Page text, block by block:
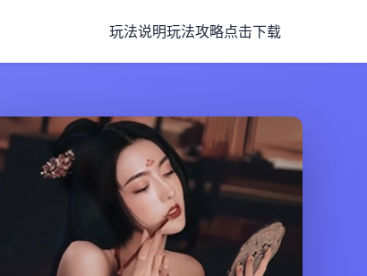
玩法说明玩法攻略点击下载